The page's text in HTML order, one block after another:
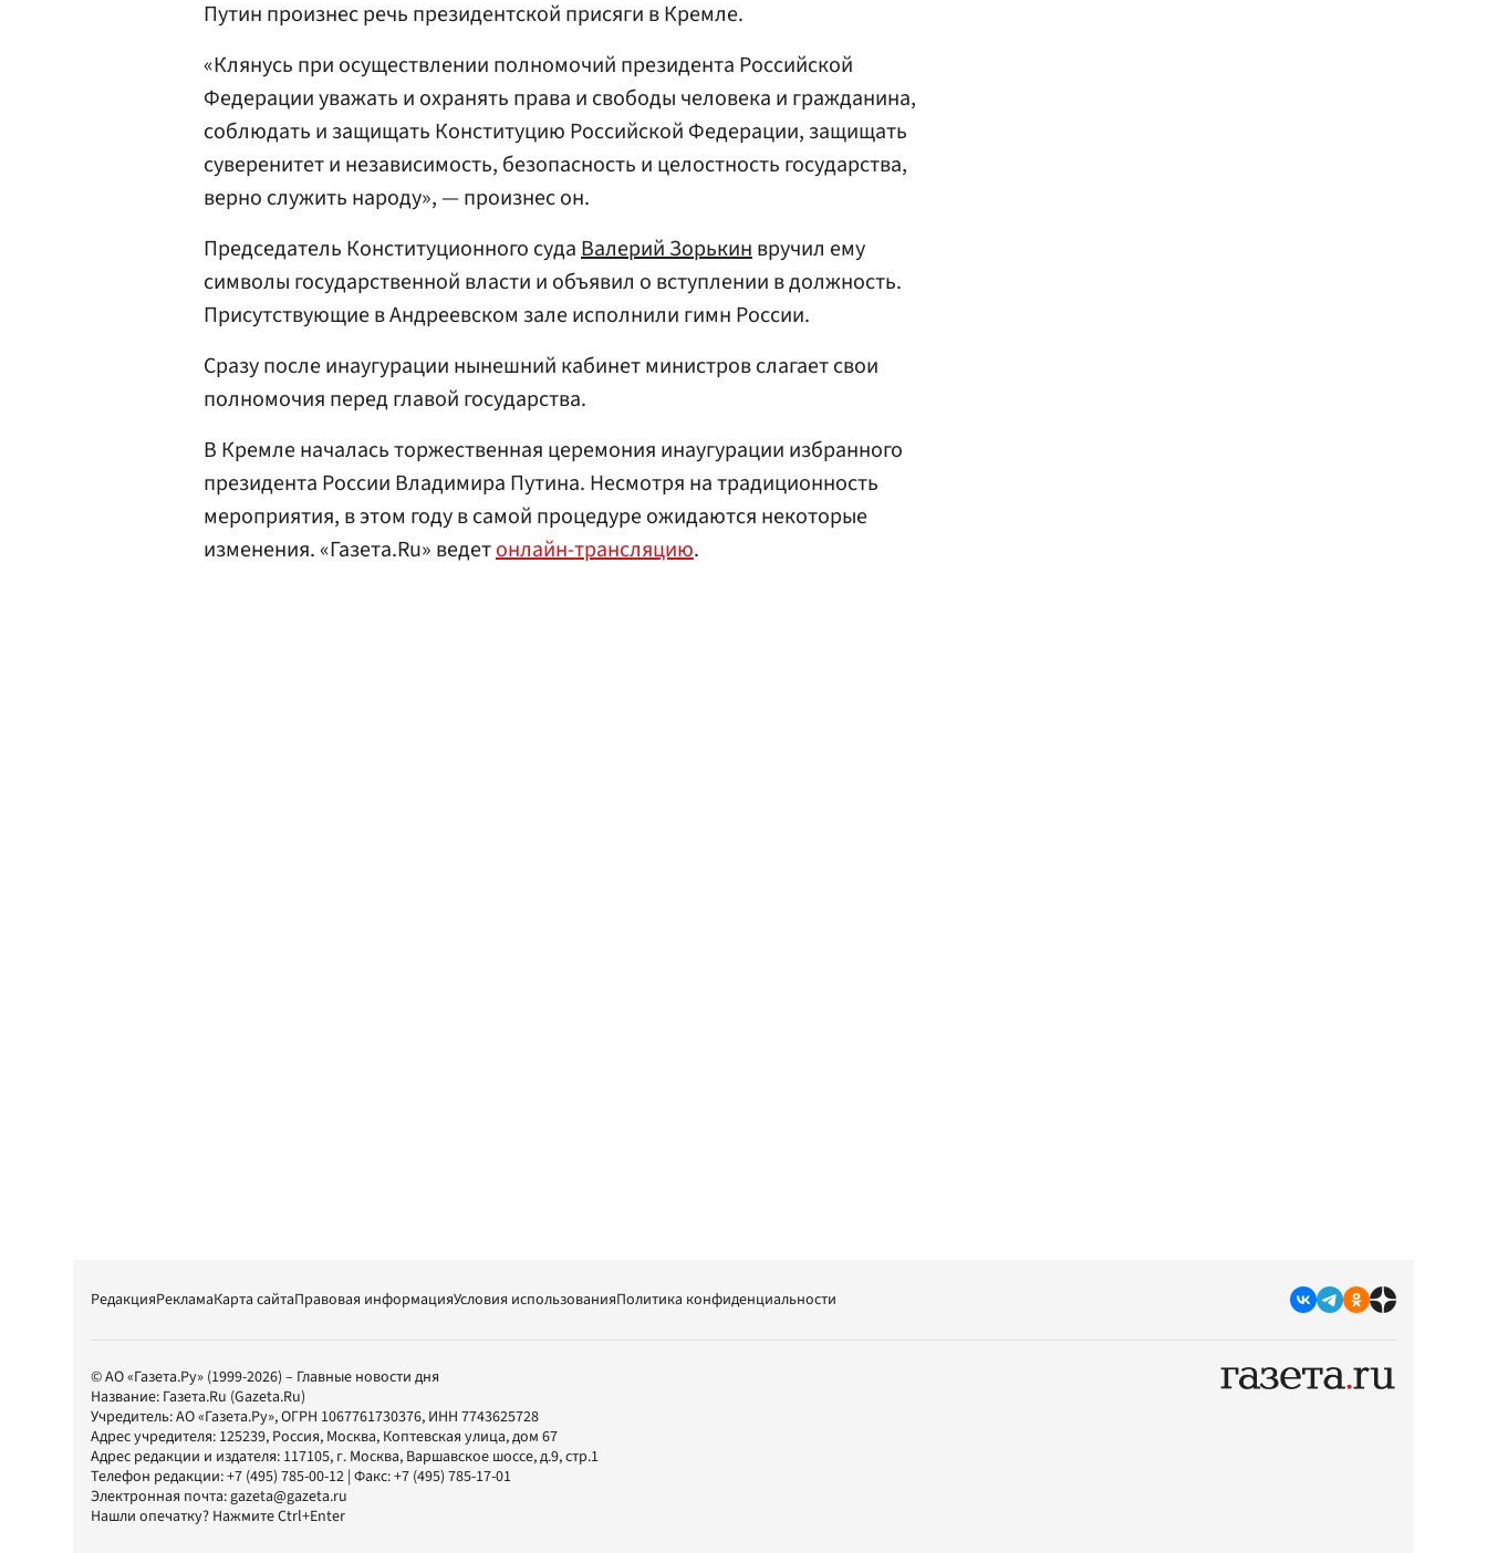
Путин произнес речь президентской присяги в Кремле.
«Клянусь при осуществлении полномочий президента Российской
Федерации уважать и охранять права и свободы человека и гражданина,
соблюдать и защищать Конституцию Российской Федерации, защищать
суверенитет и независимость, безопасность и целостность государства,
верно служить народу», — произнес он.
Председатель Конституционного судаВалерий Зорькинвручил ему
символы государственной власти и объявил о вступлении в должность.
Присутствующие в Андреевском зале исполнили гимн России.
Сразу после инаугурации нынешний кабинет министров слагает свои
полномочия перед главой государства.
В Кремле началась торжественная церемония инаугурации избранного
президента России Владимира Путина. Несмотря на традиционность
мероприятия, в этом году в самой процедуре ожидаются некоторые
изменения. «Газета.Ru» ведетонлайн-трансляцию.
РедакцияРекламаКарта сайтаПравовая информацияУсловия использованияПолитика конфиденциальности
© АО «Газета.Ру» (1999-2026) – Главные новости дня
Название: Газета.Ru (Gazeta.Ru)
Учредитель:АО «Газета.Ру», ОГРН 1067761730376, ИНН 7743625728
Адрес учредителя: 125239, Россия, Москва, Коптевская улица, дом 67
Адрес редакции и издателя: 117105, г. Москва, Варшавское шоссе, д.9, стр.1
Телефон редакции:+7 (495) 785-00-12 | Факс:+7 (495) 785-17-01
Электронная почта:gazeta@gazeta.ru
Нашли опечатку? Нажмите Ctrl+Enter